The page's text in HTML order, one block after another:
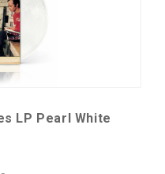
LP Pearl White